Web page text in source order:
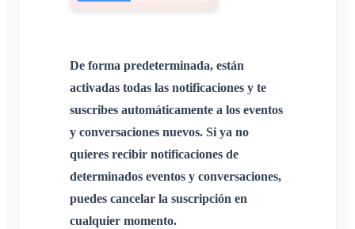
De forma predeterminada, están
activadas todas las notificaciones y te
suscribes automáticamente a los eventos
y conversaciones nuevos. Si ya no
quieres recibir notificaciones de
determinados eventos y conversaciones,
puedes cancelar la suscripción en
cualquier momento.